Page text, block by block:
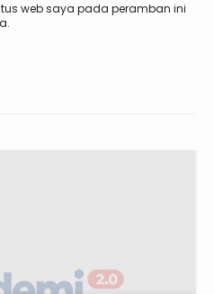
web saya pada peramban ini